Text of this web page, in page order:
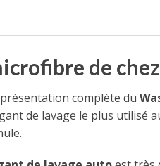
de
complète du
de lavage le plus utilisé